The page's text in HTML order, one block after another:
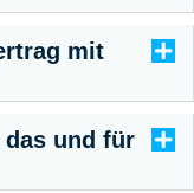
mit
das und für